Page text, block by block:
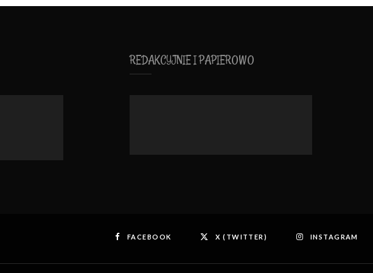
REDAKCYJNIE I PAPIEROWO
FACEBOOK X (TWITTER) INSTAGRAM